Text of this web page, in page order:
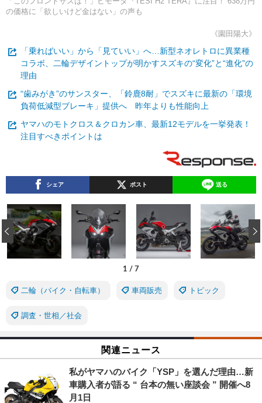
の価格に「欲しいけど金はない」の声も
《園田陽大》
「乗ればいい」から「見ていい」へ…新型ネオレトロに異業種
コラボ、二輪デザイントップが明かすスズキの“変化”と“進化”の
理由
“歯みがき”のサンスター、「鈴鹿8耐」でスズキに最新の「環境
負荷低減型ブレーキ」提供へ 昨年よりも性能向上
ヤマハのモトクロス＆クロカン車、最新12モデルを一挙発表！
注目すべきポイントは
シェア ポスト 送る
1 / 7
‹
二輪（バイク・自転車） 車両販売 トピック
調査・世相／社会
関連ニュース
私がヤマハのバイク「YSP」を選んだ理由…新
車購入者が語る “ 台本の無い座談会 ” 開催へ8
月1日